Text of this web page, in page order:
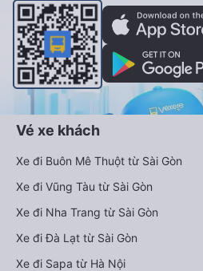
Vé xe khách
Xe đi Buôn Mê Thuột từ Sài Gòn
Xe đi Vũng Tàu từ Sài Gòn
Xe đi Nha Trang từ Sài Gòn
Xe đi Đà Lạt từ Sài Gòn
Xe đi Sapa từ Hà Nội